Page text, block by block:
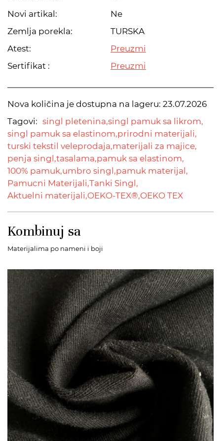
Novi artikal:
Ne
Zemlja porekla:
TURSKA
Atest:
Preuzmi
Sertifikat :
Preuzmi
Nova količina je dostupna na lageru: 23.07.2026
Tagovi: singl pletenina,singl pamuk sa likrom,
singl pamuk sa elastinom,prirodni materijali,
turski tekstil veleprodaja,materijali za majice,
penja singl,tasalama,pamuk sa elastinom,
100% pamuk,umbro singl,pamuk materijal,
Pamucni Materijali,Tanki Singl,
Aktuelni materijali,OEKO-TEX®,OEKO TEX
Kombinuj sa
Materijalima po nameni i boji